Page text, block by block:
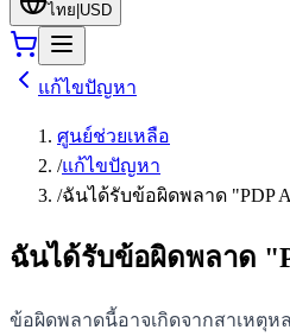
ไทย USD
แก้ไขปัญหา
ศูนย์ช่วยเหลือ
/แก้ไขปัญหา
/ฉันได้รับข้อผิดพลาด "PDP
ฉันได้รับข้อผิดพลาด
ข้อผิดพลาดนี้อาจเกิดจากสาเหตุห